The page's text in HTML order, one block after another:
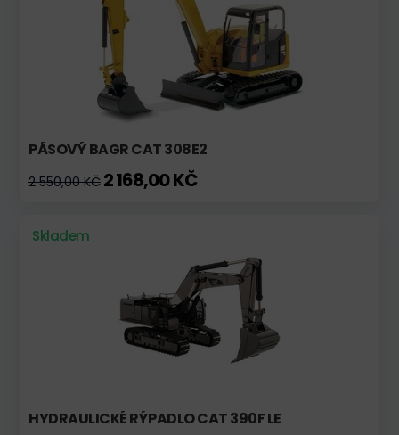
PÁSOVÝ BAGR CAT 308E2
2 550,00 KČ 2 168,00 KČ
Skladem
HYDRAULICKÉ RÝPADLO CAT 390F LE